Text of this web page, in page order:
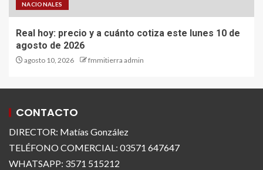
NACIONALES
Real hoy: precio y a cuánto cotiza este lunes 10 de
agosto de 2026
agosto 10, 2026 fmmitierra admin
CONTACTO
DIRECTOR: Matías González
TELÉFONO COMERCIAL: 03571 647647
WHATSAPP: 3571 515212